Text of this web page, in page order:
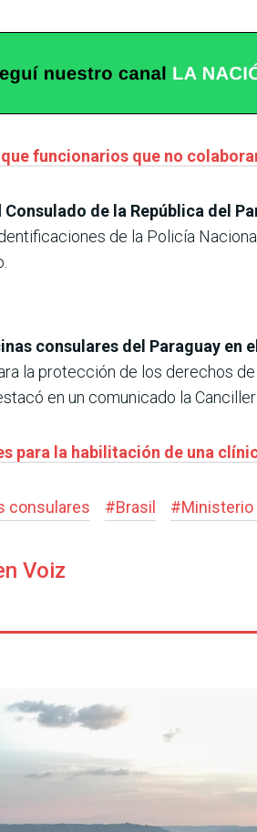
funcionarios que no
Consulado de la República del
de la Policía
consulares del Paraguay en
la protección de los derechos
en un comunicado la
para la habilitación de una
consulares #Brasil #Ministerio
Voiz